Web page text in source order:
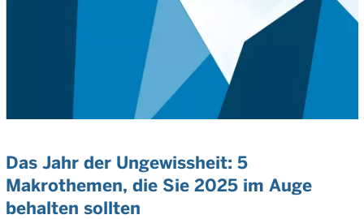
Das Jahr der Ungewissheit: 5
Makrothemen, die Sie 2025 im Auge
behalten sollten